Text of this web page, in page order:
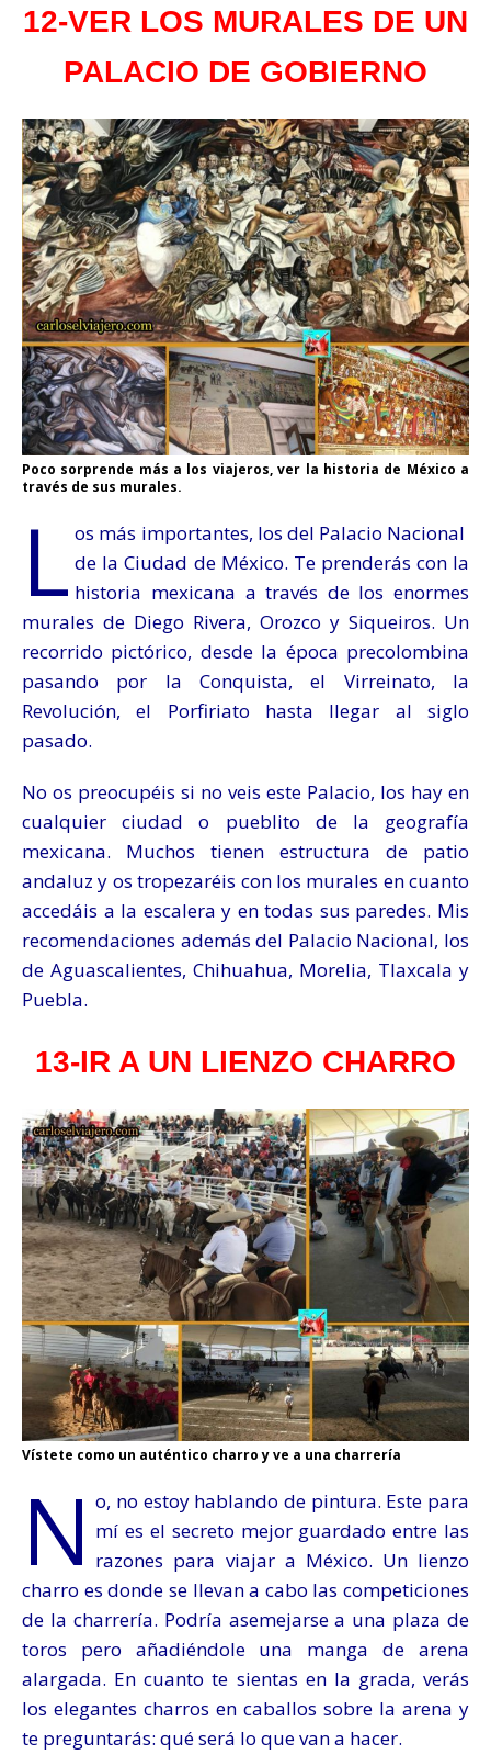
12-VER LOS MURALES DE UN
PALACIO DE GOBIERNO
Poco sorprende más a los viajeros, ver la historia de México a
través de sus murales.
L os más importantes, los del Palacio Nacional
de la Ciudad de México. Te prenderás con la
historia mexicana a través de los enormes
murales de Diego Rivera, Orozco y Siqueiros. Un
recorrido pictórico, desde la época precolombina
pasando por la Conquista, el Virreinato, la
Revolución, el Porfiriato hasta llegar al siglo
pasado.
No os preocupéis si no veis este Palacio, los hay en
cualquier ciudad o pueblito de la geografía
mexicana. Muchos tienen estructura de patio
andaluz y os tropezaréis con los murales en cuanto
accedáis a la escalera y en todas sus paredes. Mis
recomendaciones además del Palacio Nacional, los
de Aguascalientes, Chihuahua, Morelia, Tlaxcala y
Puebla.
13-IR A UN LIENZO CHARRO
Vístete como un auténtico charro y ve a una charrería
N o, no estoy hablando de pintura. Este para
mí es el secreto mejor guardado entre las
razones para viajar a México. Un lienzo
charro es donde se llevan a cabo las competiciones
de la charrería. Podría asemejarse a una plaza de
toros pero añadiéndole una manga de arena
alargada. En cuanto te sientas en la grada, verás
los elegantes charros en caballos sobre la arena y
te preguntarás: qué será lo que van a hacer.